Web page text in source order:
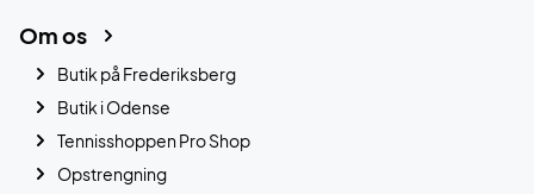
Om os
Butik på Frederiksberg
Butik i Odense
Tennisshoppen Pro Shop
Opstrengning